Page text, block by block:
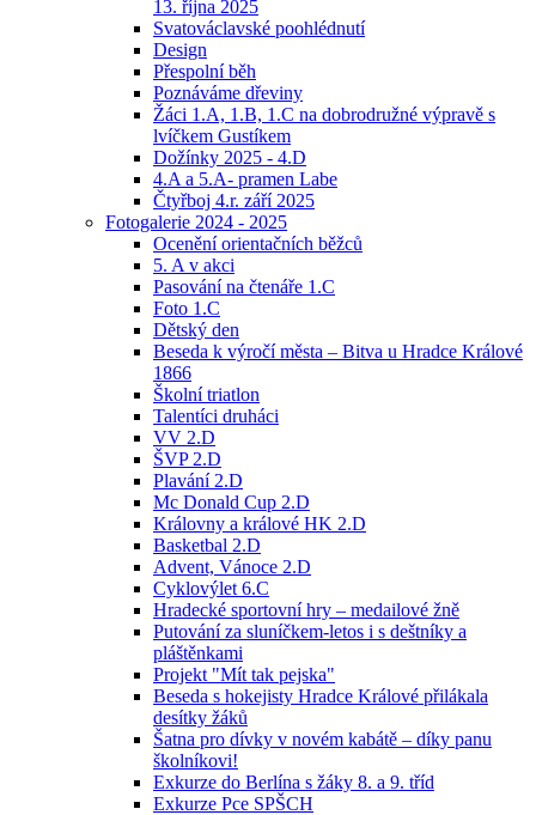
13. října 2025
Svatováclavské poohlédnutí
Design
Přespolní běh
Poznáváme dřeviny
Žáci 1.A, 1.B, 1.C na dobrodružné výpravě s
lvíčkem Gustíkem
Dožínky 2025 - 4.D
4.A a 5.A- pramen Labe
Čtyřboj 4.r. září 2025
Fotogalerie 2024 - 2025
Ocenění orientačních běžců
5. A v akci
Pasování na čtenáře 1.C
Foto 1.C
Dětský den
Beseda k výročí města – Bitva u Hradce Králové
1866
Školní triatlon
Talentíci druháci
VV 2.D
ŠVP 2.D
Plavání 2.D
Mc Donald Cup 2.D
Královny a králové HK 2.D
Basketbal 2.D
Advent, Vánoce 2.D
Cyklovýlet 6.C
Hradecké sportovní hry – medailové žně
Putování za sluníčkem-letos i s deštníky a
pláštěnkami
Projekt "Mít tak pejska"
Beseda s hokejisty Hradce Králové přilákala
desítky žáků
Šatna pro dívky v novém kabátě – díky panu
školníkovi!
Exkurze do Berlína s žáky 8. a 9. tříd
Exkurze Pce SPŠCH